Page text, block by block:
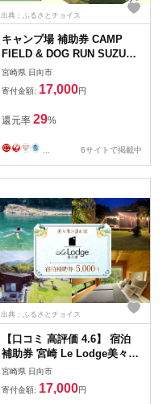
出典：ふるさとチョイス
キャンプ場 補助券 CAMP
FIELD & DOG RUN SUZU
5,000円分 [鈴建 宮崎県 日向
市 452061071-c] 施設利用券
利用補助券 宿泊補助券 宿泊
キャンプ 貸切 ドッグラン 日
帰り アウトドア
宮崎県 日向市
寄付金額: 17,000円
還元率 29%
6サイトで掲載中
出典：ふるさとチョイス
【口コミ 高評価 4.6】 宿泊
補助券 宮崎 Le Lodge美々津
宿泊補助券 5,000円分 1枚
[COAST GROUP 宮崎県 日向
市 452061481] 体験 アクティ
宮崎県 日向市
寄付金額: 17,000円